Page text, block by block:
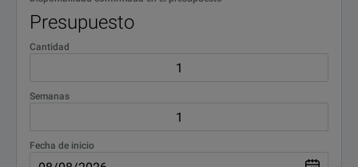
Presupuesto
Cantidad
Semanas
Fecha de inicio
Available test packages with integrated configuration wizards